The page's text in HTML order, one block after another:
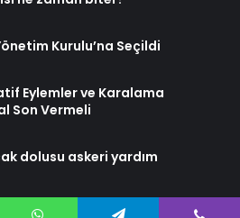
Kurulu’na Seçildi
Eylemler ve Karalama
Son Vermeli
dolusu askeri yardım